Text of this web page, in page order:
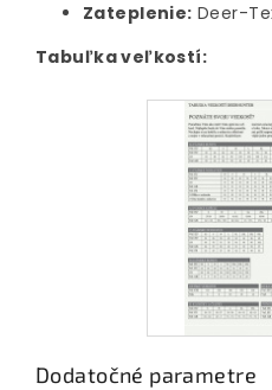
Zateplenie: Deer-
Tabuľka veľkostí:
Dodatočné parametre